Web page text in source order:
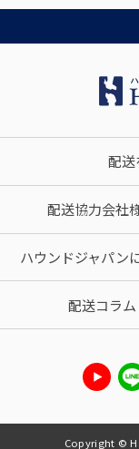
配
配送協力会社
ハウンドジャパン
配送コラム
Copyright ©